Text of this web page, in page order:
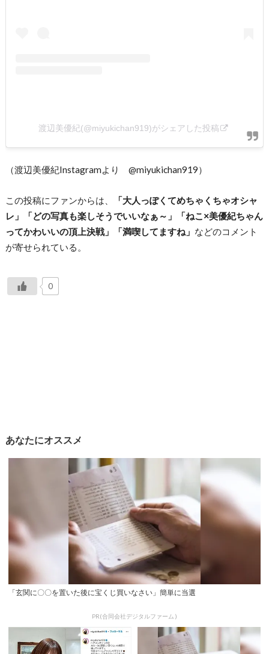
渡辺美優紀(@miyukichan919)がシェアした投稿
（渡辺美優紀Instagramより @miyukichan919）
この投稿にファンからは、
「大人っぽくてめちゃくちゃオシャ
レ」「どの写真も楽しそうでいいなぁ～」「ねこ×美優紀ちゃん
ってかわいいの頂上決戦」「満喫してますね」 などのコメント
が寄せられている。
0
あなたにオススメ
「玄関に〇〇を置いた後に宝くじ買いなさい」簡単に当選
PR(合同会社デジタルファーム )